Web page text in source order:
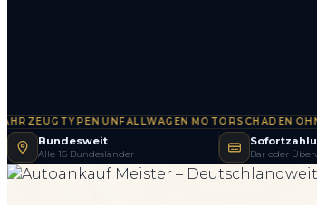
·UNFALLWAGEN·MOTORSCHADEN· OHNE
Bundesweit
Alle 16 Bundesländer Bar oder